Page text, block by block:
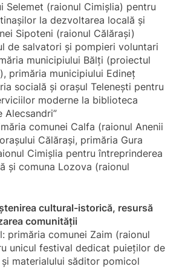
Selemet (raionul Cimișlia) pentru
la dezvoltarea locală și
Sipoteni (raionul Călărași)
de salvatori și pompieri voluntari
municipiului Bălți (proiectul
primăria municipiului Edineț
socială și orașul Telenești pentru
moderne la biblioteca
Alecsandri”
comunei Calfa (raionul Anenii
Călărași, primăria Gura
Cimișlia pentru întreprinderea
și comuna Lozova (raionul
cultural-istorică, resursă
comunității
primăria comunei Zaim (raionul
unicul festival dedicat puieților de
materialului săditor pomicol